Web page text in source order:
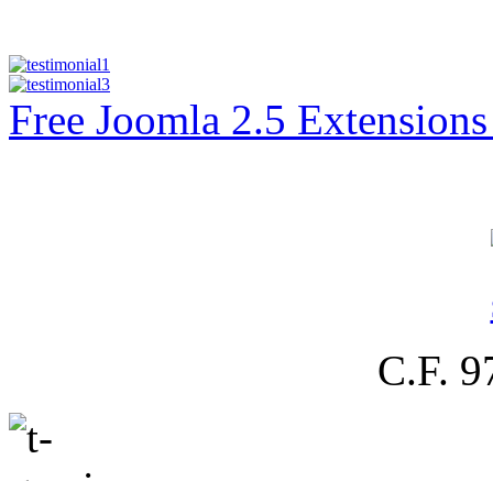
Free Joomla 2.5
C.F.